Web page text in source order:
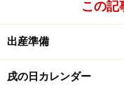
してはちょっと抵抗
●一人っ子の年中マ
「私は少しでも早く
この記
出産準備
戌の日カレンダー